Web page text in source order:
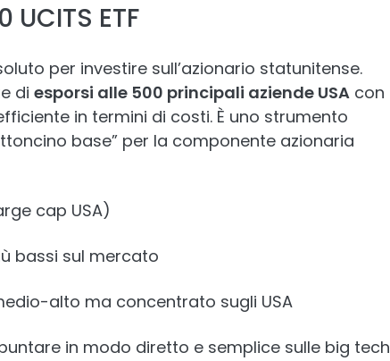
ETF
per investire sull’azionario statunitense.
di esporsi alle 500 principali aziende USA con
in termini di costi. È uno strumento
base” per la componente azionaria
cap USA)
bassi sul mercato
alto ma concentrato sugli USA
in modo diretto e semplice sulle big tech